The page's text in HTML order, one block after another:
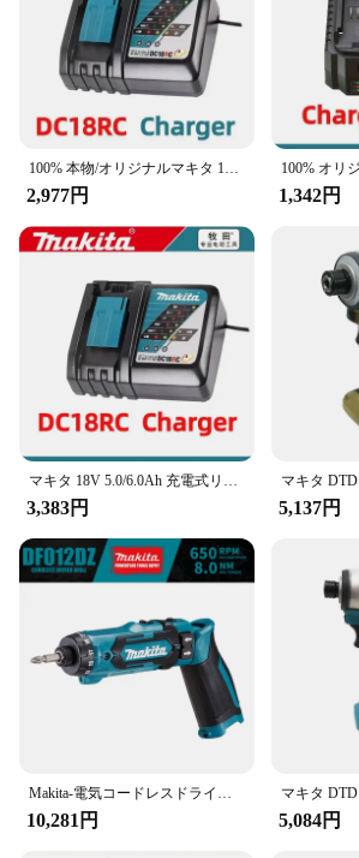
|6723dwマキタ
**Robust Performance and
The Makita 6723DW TP00000099
Driver is a powerful tool designed
and DIY enthusiasts alike. With a
battery system, this impact driver
substantial 280Nm of torque,
heavy-duty fastening tasks. The two-
allow for precise control, ensuring
tackle a wide range of applications
compact design at 215mm x 75mm x
lightweight build of 2.4kg make it
and maneuver in tight spaces,
for both home and commercial use.
**Designed for Durability and
Crafted with high-quality materials,
6723DW is built to withstand the
The robust construction ensures
reliability, making it a valuable
toolbox. The efficient motor and
reduce user fatigue, allowing you to
extended periods without
is not just a tool; it's an investment
efficiency and productivity.
**Adaptable and User-Friendly**
The Makita 6723DW is designed to
friendly, with a straightforward
for quick and easy operation.
professional tradesperson or a DIY
impact driver is an excellent choice
of applications. Its compatibility
100% 本物/オリジナルマキタ 18v 6.0Ah マキタツールドリルバッテリー bl1850b BL1850 bl1860 bl 1860 bl1830 bl1815 bl1840 LXT400
2,977円 1,342円
マキタ 18V 5.0/6.0Ah 充電式リチウム電池 LED インジケーター付き高容量マキタコードル電動工具バッテリー
3,383円 5,137円
Makita-電気コードレスドライバードリルスティック、電源ツール、ドライバー、df012dz、td022dz、7.2v
10,281円 5,084円